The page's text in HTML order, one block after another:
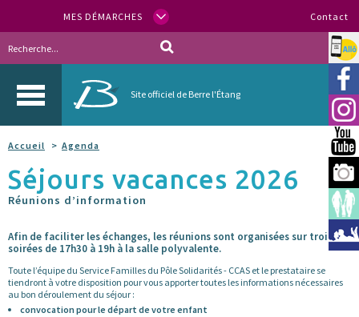
MES DÉMARCHES Contact
Site officiel de Berre l'Étang
Allo
Accueil Agenda
Séjours vacances 2026
Réunions d’information
Afin de faciliter les échanges, les réunions sont organisées sur trois
soirées de 17h30 à 19h à la salle polyvalente.
Toute l’équipe du Service Familles du Pôle Solidarités - CCAS et le prestataire se
tiendront à votre disposition pour vous apporter toutes les informations nécessaires
au bon déroulement du séjour :
convocation pour le départ de votre enfant